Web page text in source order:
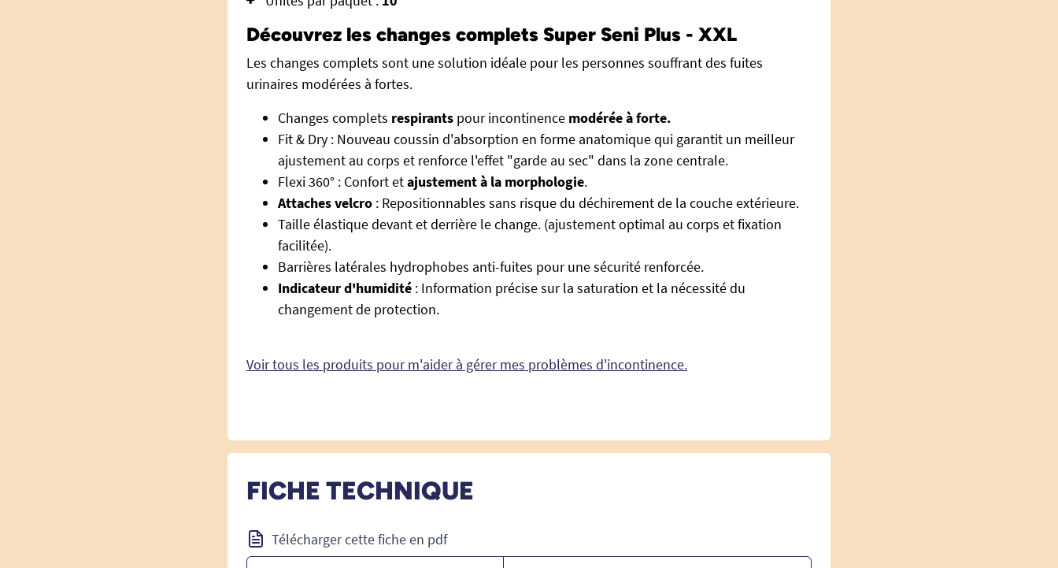
Découvrez les changes complets Super Seni Plus - XXL
Les changes complets sont une solution idéale pour les personnes souffrant des fuites
urinaires modérées à fortes.
Changes complets respirants pour incontinence modérée à forte.
Fit & Dry : Nouveau coussin d'absorption en forme anatomique qui garantit un meilleur
ajustement au corps et renforce l'effet "garde au sec" dans la zone centrale.
Flexi 360° : Confort etajustement à la morphologie.
Attaches velcro : Repositionnables sans risque du déchirement de la couche extérieure.
Taille élastique devant et derrière le change. (ajustement optimal au corps et fixation
facilitée).
Barrières latérales hydrophobes anti-fuites pour une sécurité renforcée.
Indicateur d'humidité : Information précise sur la saturation et la nécessité du
changement de protection.
Voir tous les produits pour m'aider à gérer mes problèmes d'incontinence.
FICHE TECHNIQUE
Télécharger cette fiche en pdf